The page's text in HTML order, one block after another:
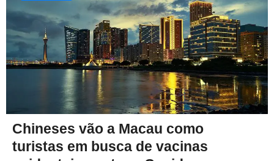
Chineses vão a Macau como
turistas em busca de vacinas